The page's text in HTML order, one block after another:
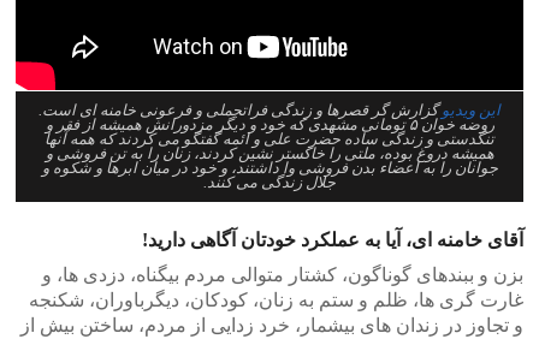
این ویدیوگزارش گر قصرها و زندگی فراتجملی و فرعونی خامنه ای است.
روضه خوان ۵ تومانی مشهدی که خود و دیگر مزدورانش همیشه از فقر و
تنگدستی و زندگی ساده حضرت علی و ائمه گفتگو می کردند که همه آنها
همیشه دروغ بوده، ملتی را خاکستر نشین کردند، زنان را به تن فروشی و
جوانان را به اعضاء بدن فروشی وا داشتند، و خود در میان ابرها و شکوه و
جلال زندگی می کنند.
آقای خامنه ای، آیا به عملکرد خودتان آگاهی دارید!
بزن و ببندهای گوناگون، کشتار متوالی مردم بیگناه، دزدی ها، و
غارت گری ها، ظلم و ستم به زنان، کودکان، دیگرباوران، شکنجه
و تجاوز در زندان های بیشمار، خرد زدایی از مردم، ساختن بیش از